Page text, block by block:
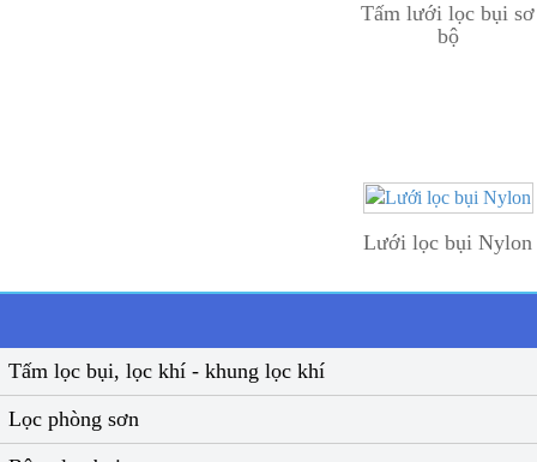
Tấm lưới lọc bụi sơ
bộ
Lưới lọc bụi Nylon
Tấm lọc bụi, lọc khí - khung lọc khí
Lọc phòng sơn